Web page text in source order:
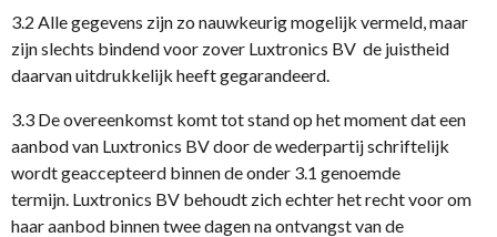
3.2 Alle gegevens zijn zo nauwkeurig mogelijk vermeld, maar
zijn slechts bindend voor zover Luxtronics BV de juistheid
daarvan uitdrukkelijk heeft gegarandeerd.
3.3 De overeenkomst komt tot stand op het moment dat een
aanbod van Luxtronics BV door de wederpartij schriftelijk
wordt geaccepteerd binnen de onder 3.1 genoemde
termijn. Luxtronics BV behoudt zich echter het recht voor om
haar aanbod binnen twee dagen na ontvangst van de